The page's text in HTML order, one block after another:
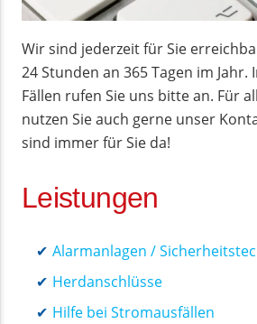
Wir sind jederzeit für Sie
24 Stunden an 365 Tagen im Jahr.
Fällen rufen Sie uns bitte an. Für
nutzen Sie auch gerne unser
sind immer für Sie da!
Leistungen
Alarmanlagen /
Herdanschlüsse
Hilfe bei Stromausfällen